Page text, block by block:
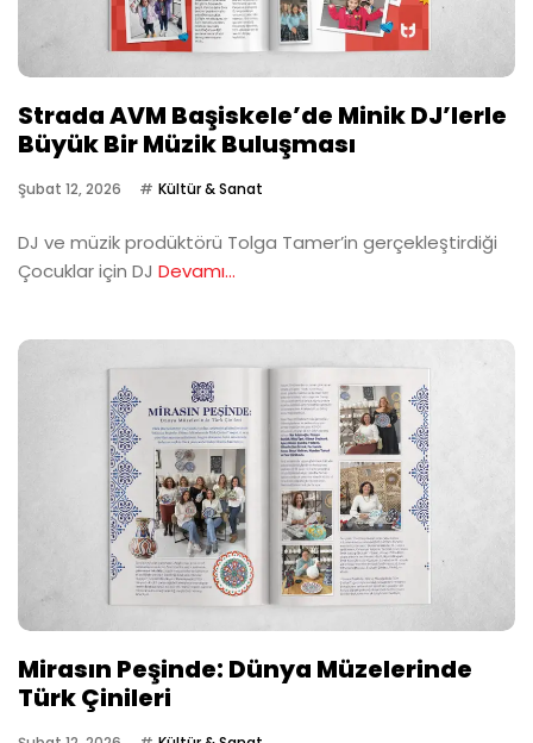
Strada AVM Başiskele’de Minik DJ’lerle
Büyük Bir Müzik Buluşması
Şubat 12, 2026 Kültür & Sanat
DJ ve müzik prodüktörü Tolga Tamer’in gerçekleştirdiği
Çocuklar için DJ Devamı...
Mirasın Peşinde: Dünya Müzelerinde
Türk Çinileri